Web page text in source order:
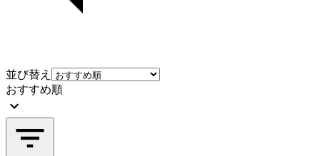
並び替え
おすすめ順